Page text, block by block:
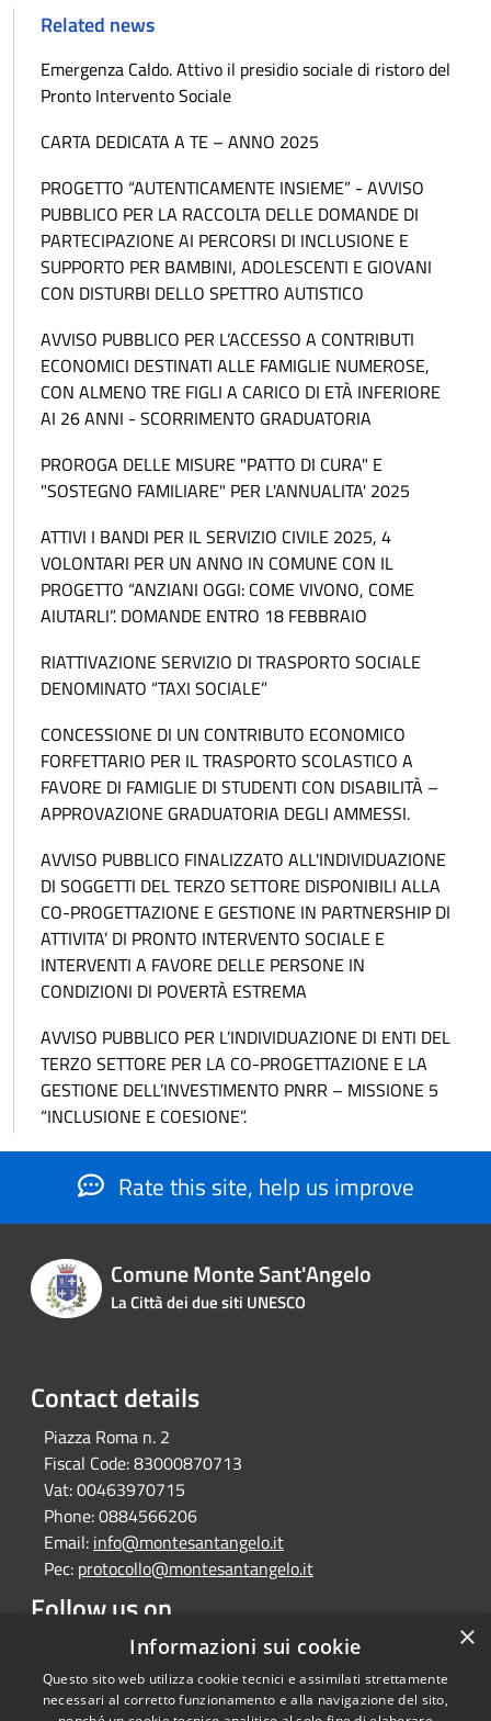
Related news
Emergenza Caldo. Attivo il presidio sociale di ristoro del
Pronto Intervento Sociale
CARTA DEDICATA A TE – ANNO 2025
PROGETTO “AUTENTICAMENTE INSIEME” - AVVISO
PUBBLICO PER LA RACCOLTA DELLE DOMANDE DI
PARTECIPAZIONE AI PERCORSI DI INCLUSIONE E
SUPPORTO PER BAMBINI, ADOLESCENTI E GIOVANI
CON DISTURBI DELLO SPETTRO AUTISTICO
AVVISO PUBBLICO PER L’ACCESSO A CONTRIBUTI
ECONOMICI DESTINATI ALLE FAMIGLIE NUMEROSE,
CON ALMENO TRE FIGLI A CARICO DI ETÀ INFERIORE
AI 26 ANNI - SCORRIMENTO GRADUATORIA
PROROGA DELLE MISURE "PATTO DI CURA" E
"SOSTEGNO FAMILIARE" PER L'ANNUALITA' 2025
ATTIVI I BANDI PER IL SERVIZIO CIVILE 2025, 4
VOLONTARI PER UN ANNO IN COMUNE CON IL
PROGETTO “ANZIANI OGGI: COME VIVONO, COME
AIUTARLI”. DOMANDE ENTRO 18 FEBBRAIO
RIATTIVAZIONE SERVIZIO DI TRASPORTO SOCIALE
DENOMINATO “TAXI SOCIALE”
CONCESSIONE DI UN CONTRIBUTO ECONOMICO
FORFETTARIO PER IL TRASPORTO SCOLASTICO A
FAVORE DI FAMIGLIE DI STUDENTI CON DISABILITÀ –
APPROVAZIONE GRADUATORIA DEGLI AMMESSI.
AVVISO PUBBLICO FINALIZZATO ALL'INDIVIDUAZIONE
DI SOGGETTI DEL TERZO SETTORE DISPONIBILI ALLA
CO-PROGETTAZIONE E GESTIONE IN PARTNERSHIP DI
ATTIVITA’ DI PRONTO INTERVENTO SOCIALE E
INTERVENTI A FAVORE DELLE PERSONE IN
CONDIZIONI DI POVERTÀ ESTREMA
AVVISO PUBBLICO PER L’INDIVIDUAZIONE DI ENTI DEL
TERZO SETTORE PER LA CO-PROGETTAZIONE E LA
GESTIONE DELL’INVESTIMENTO PNRR – MISSIONE 5
“INCLUSIONE E COESIONE”.
Rate this site, help us improve
Comune Monte Sant'Angelo
La Città dei due siti UNESCO
Contact details
Piazza Roma n. 2
Fiscal Code:83000870713
Vat:00463970715
Phone:0884566206
Email: info@montesantangelo.it
Pec: protocollo@montesantangelo.it
Follow us on
FacebookYoutubeInstagramTelegramWhatsapp ×
Informazioni sui cookie
Questo sito web utilizza cookie tecnici e assimilati strettamente
necessari al corretto funzionamento e alla navigazione del sito,